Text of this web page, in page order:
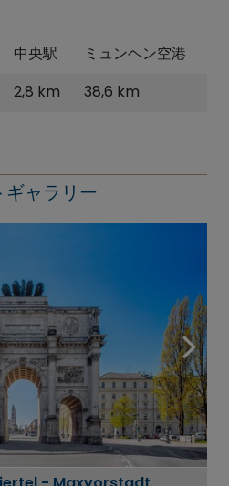
中央駅
ミュンヘン空港
2,8 km 38,6 km
ギャラリー